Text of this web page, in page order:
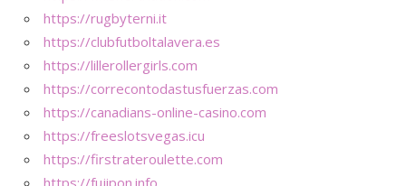
https://rugbyterni.it
https://clubfutboltalavera.es
https://lillerollergirls.com
https://correcontodastusfuerzas.com
https://canadians-online-casino.com
https://freeslotsvegas.icu
https://firstrateroulette.com
https://fujipon.info